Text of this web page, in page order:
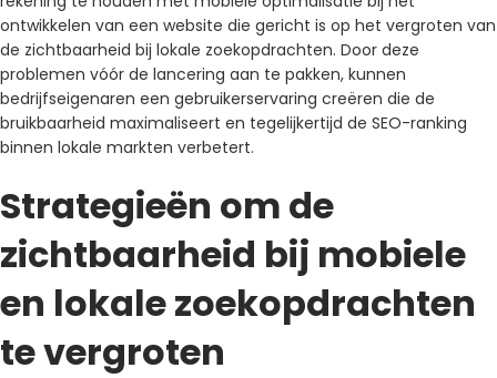
ontwikkelen van een website die gericht is op het vergroten van
de zichtbaarheid bij lokale zoekopdrachten. Door deze
problemen vóór de lancering aan te pakken, kunnen
bedrijfseigenaren een gebruikerservaring creëren die de
bruikbaarheid maximaliseert en tegelijkertijd de SEO-ranking
binnen lokale markten verbetert.
Strategieën om de
zichtbaarheid bij mobiele
en lokale zoekopdrachten
te vergroten